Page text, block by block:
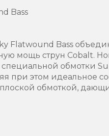
Bass
Flatwound Bass
мощь струн Cobalt.
обмотки
при этом идеальное
обмоткой,